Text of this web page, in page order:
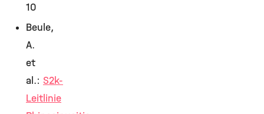
10
Beule,
A.
et
al.: S2k-
Leitlinie